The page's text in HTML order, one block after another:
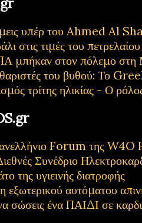
υπέρ του Ahmed Al
στις τιμές του πετρελαίου
μπήκαν στον πόλεμο στη
του βυθού: Το
τρίτης ηλικίας - Ο
Forum της W4O
Συνέδριο
της υγιεινής διατροφής
εξωτερικού αυτόματου
σώσεις ένα ΠΑΙΔΙ σε